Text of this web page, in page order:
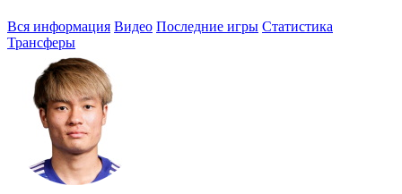
Вся информация Видео Последние игры Статистика
Трансферы